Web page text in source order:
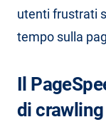
utenti frustrati
tempo sulla
Il
di